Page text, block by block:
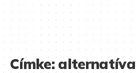
Címke:alternatíva